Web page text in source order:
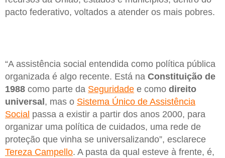
pacto federativo, voltados a atender os mais pobres.
“A assistência social entendida como política pública
organizada é algo recente. Está na Constituição de
1988 como parte da Seguridade e como direito
universal , mas o Sistema Único de Assistência
Social passa a existir a partir dos anos 2000, para
organizar uma política de cuidados, uma rede de
proteção que vinha se universalizando”, esclarece
Tereza Campello. A pasta da qual esteve à frente, é,